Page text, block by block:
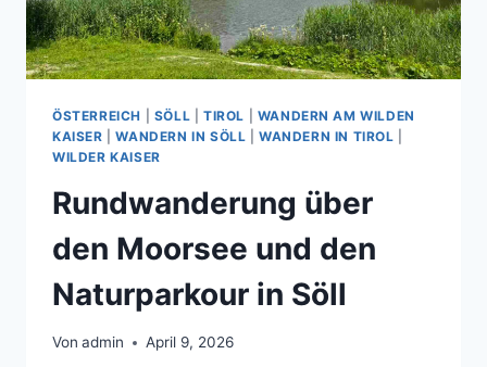
ÖSTERREICH SÖLL TIROL
WANDERN AM WILDEN
KAISER |WANDERN IN SÖLL |WANDERN IN TIROL
WILDER KAISER
Rundwanderung über
den Moorsee und den
Naturparkour in Söll
Von admin April 9, 2026